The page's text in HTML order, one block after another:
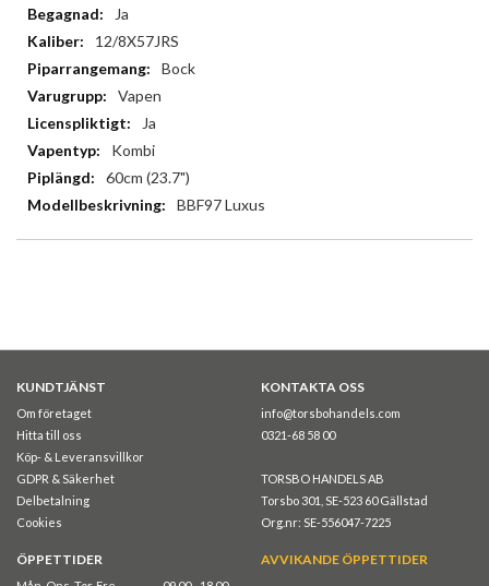
Ja
12/8X57JRS
Bock
Vapen
Ja
Kombi
60cm (23.7")
BBF97 Luxus
KUNDTJÄNST
Om företaget
Hitta till oss
Köp- & Leveransvillkor
GDPR & Säkerhet
Delbetalning
Cookies
KONTAKTA OSS
info@torsbohandels.com
0321-68 58 00
TORSBO HANDELS AB
Torsbo 301, SE-523 60 Gällstad
Org.nr: SE-556047-7225
ÖPPETTIDER AVVIKANDE ÖPPETTIDER